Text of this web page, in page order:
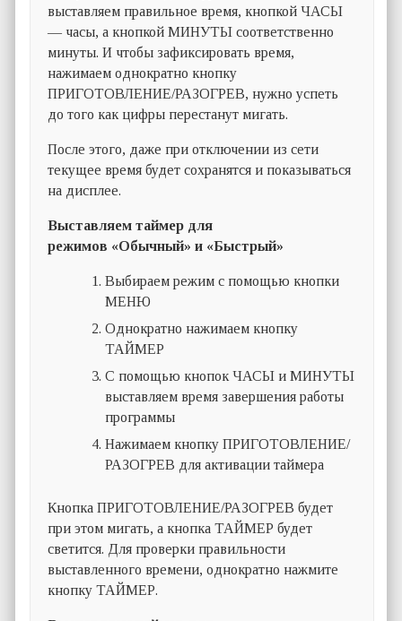
выставляем правильное время, кнопкой ЧАСЫ
— часы, а кнопкой МИНУТЫ соответственно
минуты. И чтобы зафиксировать время,
нажимаем однократно кнопку
ПРИГОТОВЛЕНИЕ/РАЗОГРЕВ, нужно успеть
до того как цифры перестанут мигать.
После этого, даже при отключении из сети
текущее время будет сохранятся и показываться
на дисплее.
Выставляем таймер для
режимов «Обычный» и «Быстрый»
Выбираем режим с помощью кнопки
МЕНЮ
Однократно нажимаем кнопку
ТАЙМЕР
С помощью кнопок ЧАСЫ и МИНУТЫ
выставляем время завершения работы
программы
Нажимаем кнопку ПРИГОТОВЛЕНИЕ/
РАЗОГРЕВ для активации таймера
Кнопка ПРИГОТОВЛЕНИЕ/РАЗОГРЕВ будет
при этом мигать, а кнопка ТАЙМЕР будет
светится. Для проверки правильности
выставленного времени, однократно нажмите
кнопку ТАЙМЕР.